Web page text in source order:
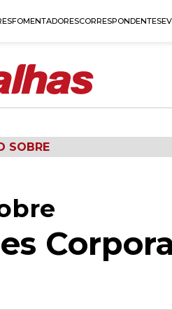
FOMENTADORESCORRESPONDENTES
SOBRE